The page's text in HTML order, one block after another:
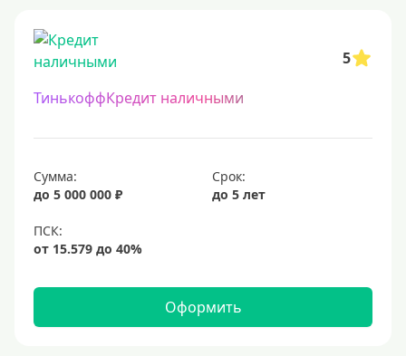
5
ТинькоффКредит наличными
Сумма:
до 5 000 000 ₽
Срок:
до 5 лет
Оформить